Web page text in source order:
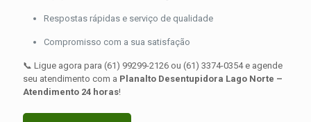
Respostas rápidas e serviço de qualidade
Compromisso com a sua satisfação
📞 Ligue agora para (61) 99299-2126 ou (61) 3374-0354 e agende
seu atendimento com a Planalto Desentupidora Lago Norte –
Atendimento 24 horas!